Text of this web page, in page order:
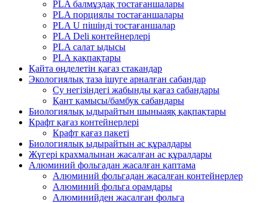
PLA балмұздақ тостағаншалары
PLA порциялы тостағаншалары
PLA U пішінді тостағаншалар
PLA Deli контейнерлері
PLA салат ыдысы
PLA қақпақтары
Қайта өңделетін қағаз стакандар
Экологиялық таза ішуге арналған сабандар
Су негізіндегі жабынды қағаз сабандары
Қант қамысы/бамбук сабандары
Биологиялық ыдырайтын шыныаяқ қақпақтары
Крафт қағаз контейнерлері
Крафт қағаз пакеті
Биологиялық ыдырайтын ас құралдары
Жүгері крахмалынан жасалған ас құралдары
Алюминий фольгадан жасалған қаптама
Алюминий фольгадан жасалған контейнерлер
Алюминий фольга орамдары
Алюминийден жасалған фольга